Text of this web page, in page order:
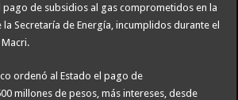
pago de subsidios al gas comprometidos en la
Secretaría de Energía, incumplidos durante el
ordenó al Estado el pago de
millones de pesos, más intereses, desde